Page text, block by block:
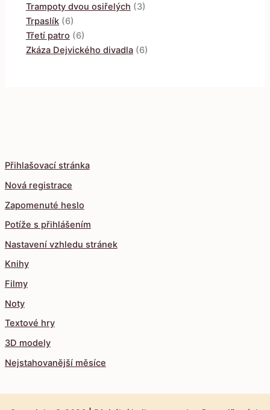
Přihlašovací stránka
Nová registrace
Zapomenuté heslo
Potíže s přihlášením
Nastavení vzhledu stránek
Knihy
Filmy
Noty
Textové hry
3D modely
Nejstahovanější měsíce
Trampoty dvou osiřelých (3)
Trpaslík(6)
Třetí patro (6)
Zkáza Dejvického divadla(6)